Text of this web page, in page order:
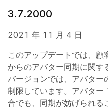
3.7.2000
2021 年 11 月 4 日
このアップデートでは、
からのアバター同期に関す
バージョンでは、アバタ
制限しています。アバタ
合でも、同期が妨げられる